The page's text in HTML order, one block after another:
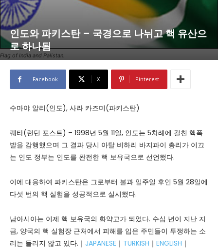
Flag of India and Palistan.
인도와 파키스탄 – 국경으로 나뉘고 핵 유산으
로 하나됨
Facebook X Pinterest
수마야 알리(인도), 사라 카즈미(파키스탄)
퀘타(런던 포스트) – 1998년 5월 11일, 인도는 5차례에 걸친 핵폭
발을 감행했으며 그 결과 당시 아탈 비하리 바지파이 총리가 이끄
는 인도 정부는 인도를 완전한 핵 보유국으로 선언했다.
이에 대응하여 파키스탄은 그로부터 불과 일주일 후인 5월 28일에
다섯 번의 핵 실험을 성공적으로 실시했다.
남아시아는 이제 핵 보유국의 화약고가 되었다. 수십 년이 지난 지
금, 양국의 핵 실험장 근처에서 피해를 입은 주민들이 투쟁하는 소
리는 들리지 않고 있다.｜ JAPANESE ｜ TURKISH ｜ ENGLISH ｜